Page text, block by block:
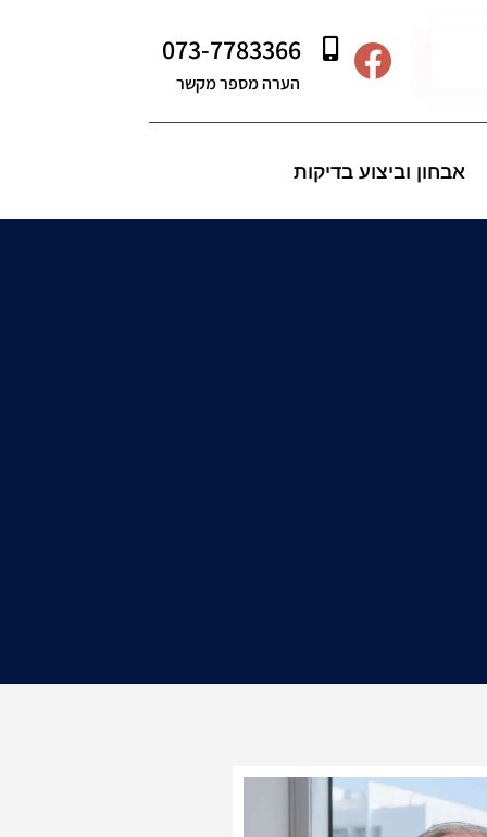
073-7783366
הערה מספר מקשר
אבחון וביצוע בדיקות